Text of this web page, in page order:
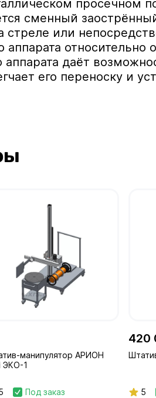
просечном
сменный
или
аппарата
аппарата даёт
его переноску и
манипулятор АРИОН
1
Под заказ
420
5